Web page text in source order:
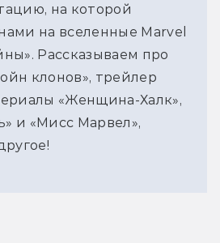
на которой
на вселенные Marvel
Рассказываем про
клонов», трейлер
«Женщина-Халк»,
и «Мисс Марвел»,